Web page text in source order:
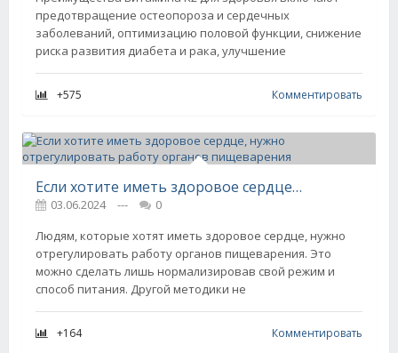
предотвращение остеопороза и сердечных
заболеваний, оптимизацию половой функции, снижение
риска развития диабета и рака, улучшение
+575 Комментировать
Если хотите иметь здоровое сердце, нужно отрегулировать работу органов пищеварения
03.06.2024 ---
0
Людям, которые хотят иметь здоровое сердце, нужно
отрегулировать работу органов пищеварения. Это
можно сделать лишь нормализировав свой режим и
способ питания. Другой методики не
+164 Комментировать